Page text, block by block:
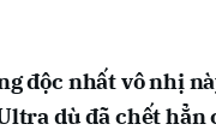
độc nhất vô nhị
dù đã chết hẳn